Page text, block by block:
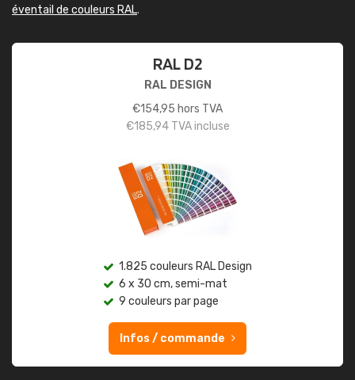
éventail de couleurs RAL.
RAL D2
RAL DESIGN
€154,95 hors TVA
€185,94TVA incluse
1.825 couleurs RAL Design
6 x 30 cm, semi-mat
9 couleurs par page
Infos / commande